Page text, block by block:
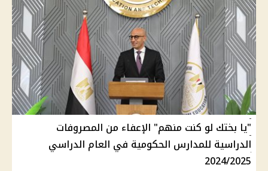
"يا بختك لو كنت منهم" الإعفاء من المصروفات
الدراسية للمدارس الحكومية في العام الدراسي
2024/2025